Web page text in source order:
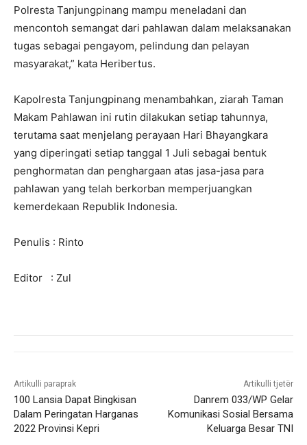
Polresta Tanjungpinang mampu meneladani dan
mencontoh semangat dari pahlawan dalam melaksanakan
tugas sebagai pengayom, pelindung dan pelayan
masyarakat,” kata Heribertus.
Kapolresta Tanjungpinang menambahkan, ziarah Taman
Makam Pahlawan ini rutin dilakukan setiap tahunnya,
terutama saat menjelang perayaan Hari Bhayangkara
yang diperingati setiap tanggal 1 Juli sebagai bentuk
penghormatan dan penghargaan atas jasa-jasa para
pahlawan yang telah berkorban memperjuangkan
kemerdekaan Republik Indonesia.
Penulis : Rinto
Editor : Zul
Artikulli paraprak
100 Lansia Dapat Bingkisan
Dalam Peringatan Harganas
2022 Provinsi Kepri
Artikulli tjetër
Danrem 033/WP Gelar
Komunikasi Sosial Bersama
Keluarga Besar TNI